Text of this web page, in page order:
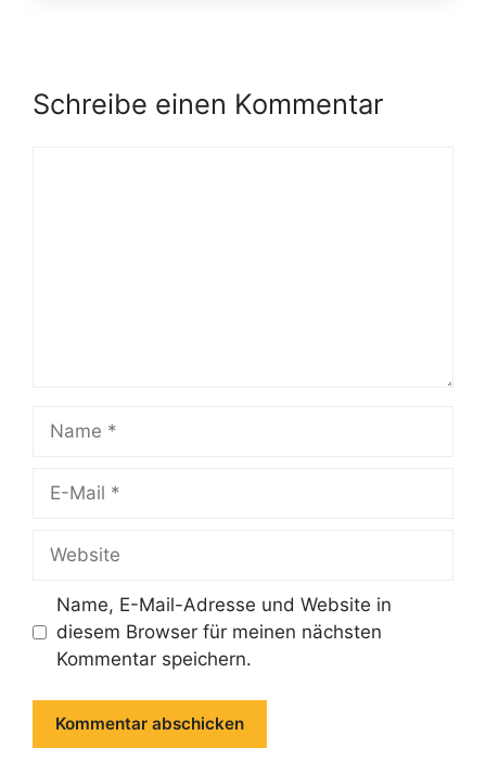
Schreibe einen Kommentar
Mail
Name, E-Mail-Adresse und Website in
diesem Browser für meinen nächsten
Kommentar speichern.